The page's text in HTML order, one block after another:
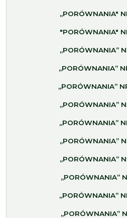
„PORÓWNANIA"
"PORÓWNANIA"
„PORÓWNANIA”
„PORÓWNANIA”
„PORÓWNANIA”
„PORÓWNANIA”
„PORÓWNANIA”
„PORÓWNANIA”
„PORÓWNANIA”
„PORÓWNANIA”
„PORÓWNANIA”
„PORÓWNANIA”